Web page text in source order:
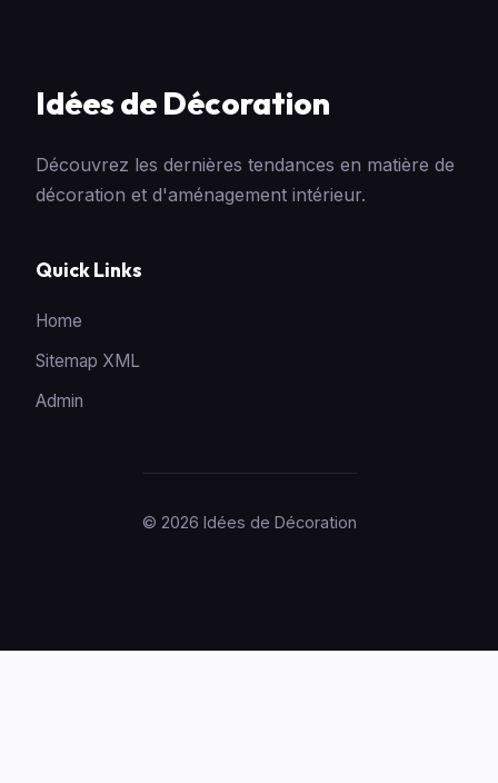
Idées de Décoration
Découvrez les dernières tendances en matière de
décoration et d'aménagement intérieur.
Quick Links
Home
Sitemap XML
Admin
© 2026 Idées de Décoration